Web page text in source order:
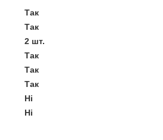
Так
Так
2 шт.
Так
Так
Так
Ні
Ні